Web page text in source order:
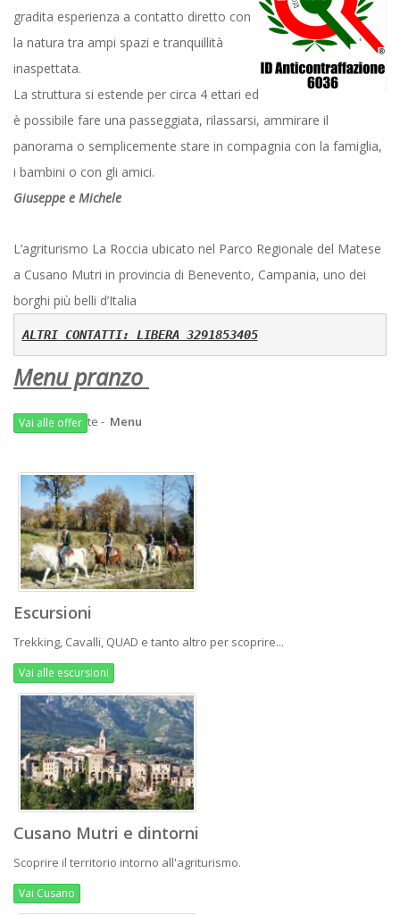
gradita esperienza a contatto diretto con
la natura tra ampi spazi e tranquillità
inaspettata.
La struttura si estende per circa 4 ettari ed
è possibile fare una passeggiata, rilassarsi, ammirare il
panorama o semplicemente stare in compagnia con la famiglia,
i bambini o con gli amici.
Giuseppe e Michele
L’agriturismo La Roccia ubicato nel Parco Regionale del Matese
a Cusano Mutri in provincia di Benevento, Campania, uno dei
borghi più belli d’Italia
ALTRI CONTATTI: LIBERA 3291853405
Menu pranzo
Vai alle offer te - Menu
Escursioni
Trekking, Cavalli, QUAD e tanto altro per scoprire...
Vai alle escursioni
Cusano Mutri e dintorni
Scoprire il territorio intorno all'agriturismo.
Vai Cusano